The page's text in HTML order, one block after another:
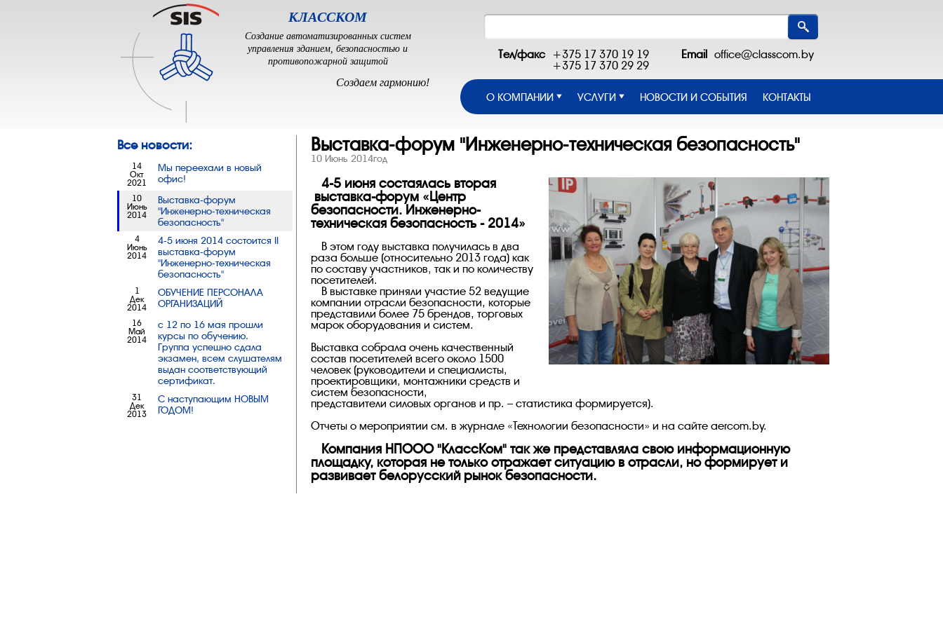
КЛАССКОМ
Создание автоматизированных систем
управления зданием, безопасностью и
противопожарной защитой
Cоздаем гармонию!
Тел/факс
+375 17 370 19 19
+375 17 370 29 29
Email office@classcom.by
О КОМПАНИИ УСЛУГИ НОВОСТИ И СОБЫТИЯ КОНТАКТЫ
Все новости:
14
Окт
2021
Мы переехали в новый
офис!
10
Июнь
2014
Выставка-форум
"Инженерно-техническая
безопасность"
4
Июнь
2014
4-5 июня 2014 состоится II
выставка-форум
"Инженерно-техническая
безопасность"
1
Дек
2014
ОБУЧЕНИЕ ПЕРСОНАЛА
ОРГАНИЗАЦИЙ
16
Май
2014
с 12 по 16 мая прошли
курсы по обучению.
Группа успешно сдала
экзамен, всем слушателям
выдан соответствующий
сертификат.
31
Дек
2013
С наступающим НОВЫМ
ГОДОМ!
Выставка-форум "Инженерно-техническая безопасность"
10 Июнь 2014год
4-5 июня состаялась вторая
выставка-форум «Центр
безопасности. Инженерно-
техническая безопасность - 2014»
В этом году выставка получилась в два
раза больше (относительно 2013 года) как
по составу участников, так и по количеству
посетителей.
В выставке приняли участие 52 ведущие
компании отрасли безопасности, которые
представили более 75 брендов, торговых
марок оборудования и систем.
Выставка собрала очень качественный
состав посетителей всего около 1500
человек (руководители и специалисты,
проектировщики, монтажники средств и
систем безопасности,
представители силовых органов и пр. – статистика формируется).
Отчеты о мероприятии см. в журнале «Технологии безопасности» и на сайте aercom.by.
Компания НПООО "КлассКом" так же представляла свою информационную
площадку, которая не только отражает ситуацию в отрасли, но формирует и
развивает белорусский рынок безопасности.